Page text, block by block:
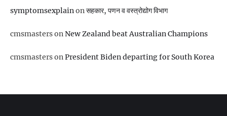
symptomsexplainonसहकार, पणन व वस्‍त्रोद्योग विभाग
cmsmastersonNew Zealand beat Australian Champions
cmsmastersonPresident Biden departing for South Korea